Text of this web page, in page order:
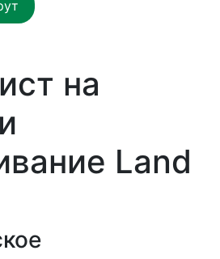
на
Land